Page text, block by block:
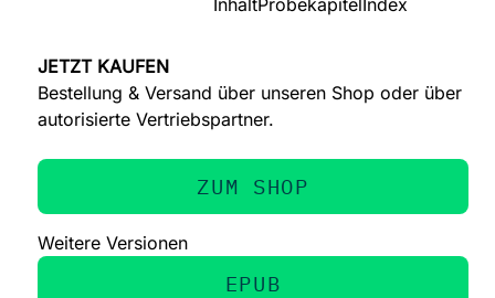
JETZT KAUFEN
Bestellung & Versand über unseren Shop oder über
autorisierte Vertriebspartner.
ZUM SHOP
Weitere Versionen
EPUB